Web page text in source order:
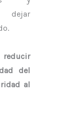
dejar
del
al